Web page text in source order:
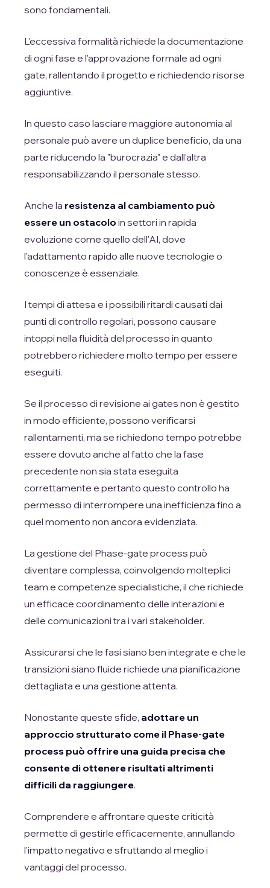
sono fondamentali.
L'eccessiva formalità richiede la documentazione
di ogni fase e l'approvazione formale ad ogni
gate, rallentando il progetto e richiedendo risorse
aggiuntive.
In questo caso lasciare maggiore autonomia al
personale può avere un duplice beneficio, da una
parte riducendo la "burocrazia" e dall'altra
responsabilizzando il personale stesso.
Anche la resistenza al cambiamento può
essere un ostacolo in settori in rapida
evoluzione come quello dell'AI, dove
l'adattamento rapido alle nuove tecnologie o
conoscenze è essenziale.
I tempi di attesa e i possibili ritardi causati dai
punti di controllo regolari, possono causare
intoppi nella fluidità del processo in quanto
potrebbero richiedere molto tempo per essere
eseguiti.
Se il processo di revisione ai gates non è gestito
in modo efficiente, possono verificarsi
rallentamenti, ma se richiedono tempo potrebbe
essere dovuto anche al fatto che la fase
precedente non sia stata eseguita
correttamente e pertanto questo controllo ha
permesso di interrompere una inefficienza fino a
quel momento non ancora evidenziata.
La gestione del Phase-gate process può
diventare complessa, coinvolgendo molteplici
team e competenze specialistiche, il che richiede
un efficace coordinamento delle interazioni e
delle comunicazioni tra i vari stakeholder.
Assicurarsi che le fasi siano ben integrate e che le
transizioni siano fluide richiede una pianificazione
dettagliata e una gestione attenta.
Nonostante queste sfide, adottare un
approccio strutturato come il Phase-gate
process può offrire una guida precisa che
consente di ottenere risultati altrimenti
difficili da raggiungere.
Comprendere e affrontare queste criticità
permette di gestirle efficacemente, annullando
l'impatto negativo e sfruttando al meglio i
vantaggi del processo.